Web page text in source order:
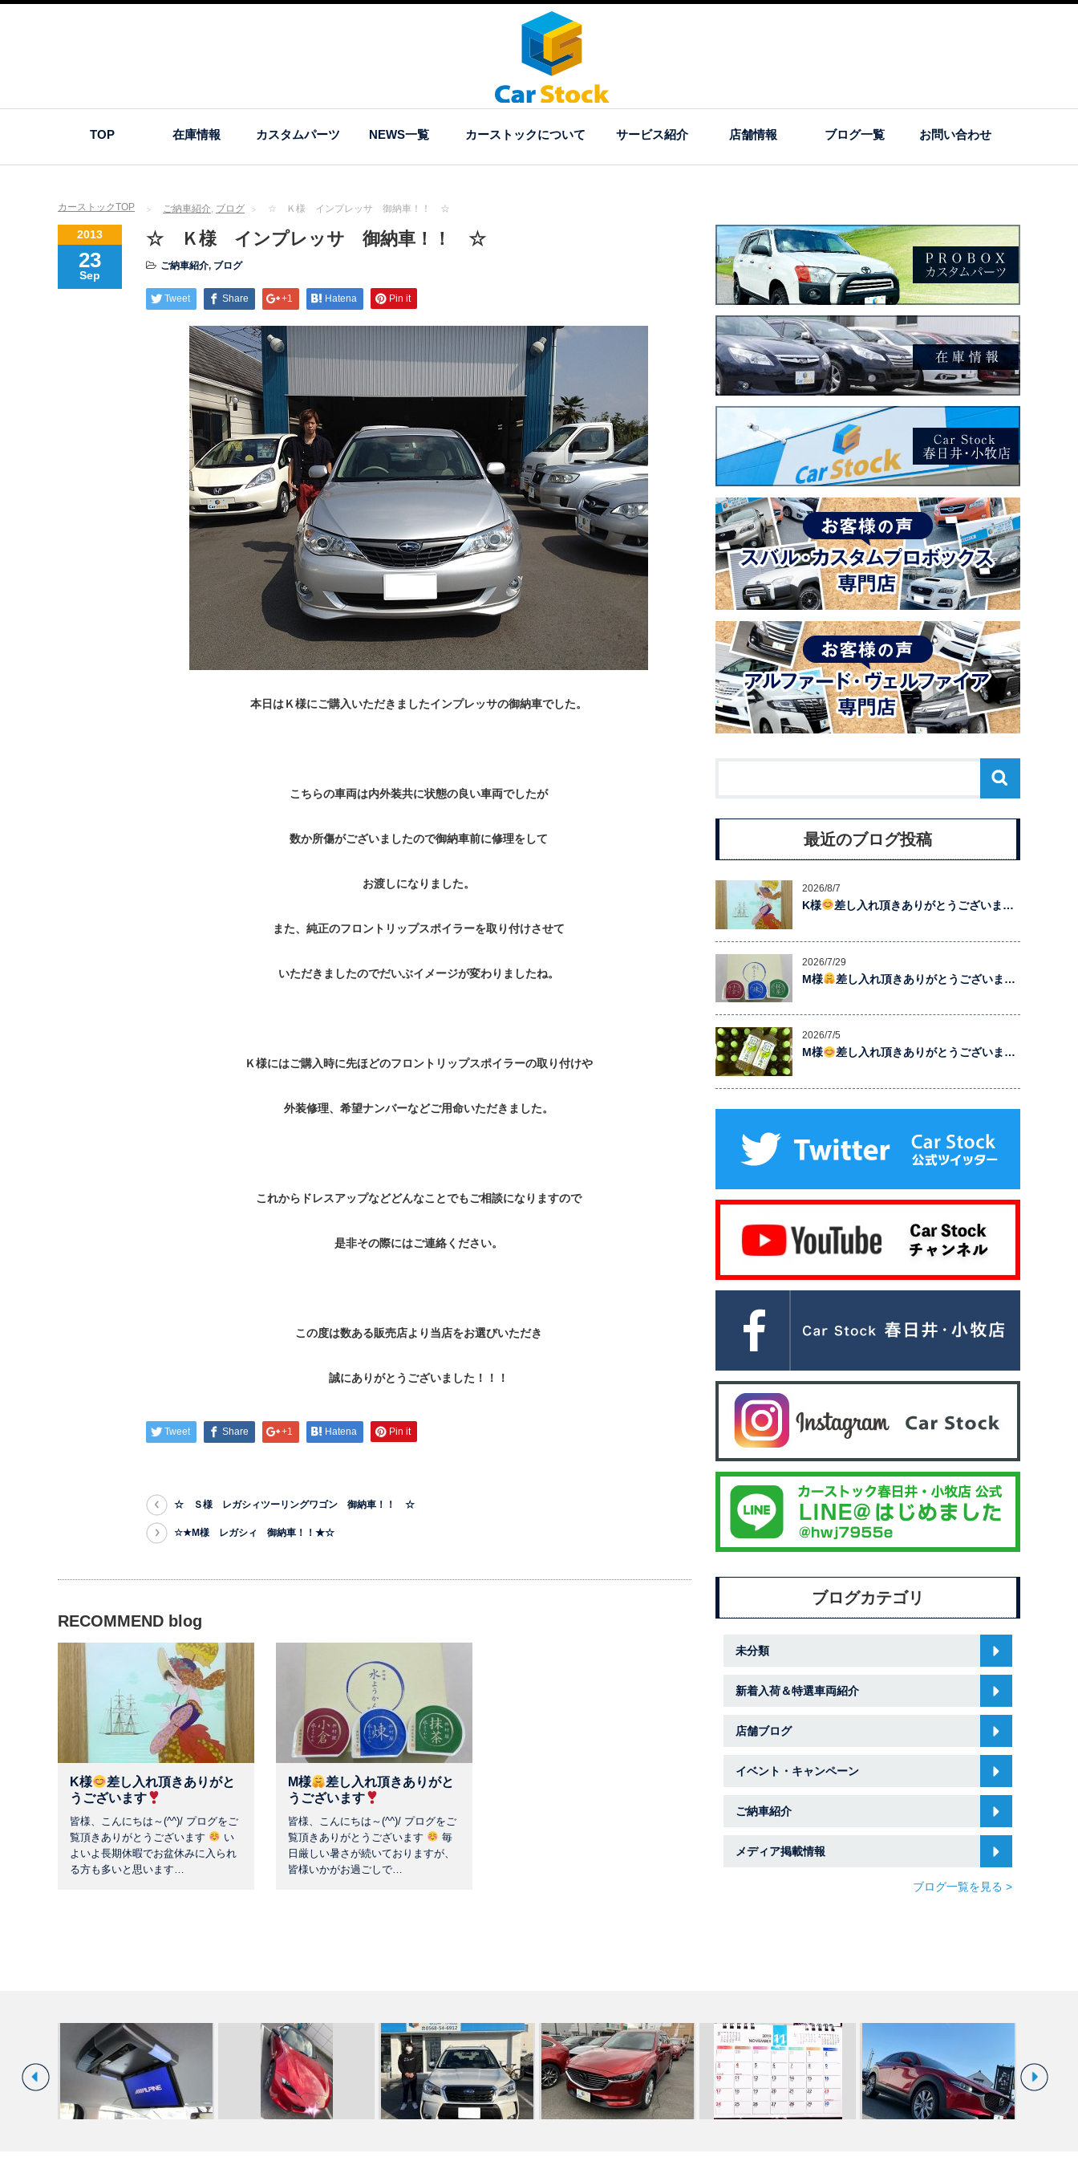
TOP 在庫情報 カスタムパーツ NEWS一覧 カーストックについて サービス紹介 店舗情報 ブログ一覧 お問い合わせ
カーストックTOP ご納車紹介, ブログ ☆ Ｋ様 インプレッサ 御納車！！ ☆
2013
23
Sep
☆ Ｋ様 インプレッサ 御納車！！ ☆
ご納車紹介, ブログ
Tweet Share +1 Hatena Pin it
本日はＫ様にご購入いただきましたインプレッサの御納車でした。
こちらの車両は内外装共に状態の良い車両でしたが
数か所傷がございましたので御納車前に修理をして
お渡しになりました。
また、純正のフロントリップスポイラーを取り付けさせて
いただきましたのでだいぶイメージが変わりましたね。
Ｋ様にはご購入時に先ほどのフロントリップスポイラーの取り付けや
外装修理、希望ナンバーなどご用命いただきました。
これからドレスアップなどどんなことでもご相談になりますので
是非その際にはご連絡ください。
この度は数ある販売店より当店をお選びいただき
誠にありがとうございました！！！
Tweet Share +1 Hatena Pin it
☆ Ｓ様 レガシィツーリングワゴン 御納車！！ ☆
☆★M様 レガシィ 御納車！！★☆
RECOMMEND blog
K様
差し入れ頂きありがと
うございます
皆様、こんにちは～(^^)/ プログをご
覧頂きありがとうございます
い
よいよ長期休暇でお盆休みに入られ
る方も多いと思います…
M様
差し入れ頂きありがと
うございます
皆様、こんにちは～(^^)/ プログをご
覧頂きありがとうございます
毎
日厳しい暑さが続いておりますが、
皆様いかがお過ごしで…
最近のブログ投稿
2026/8/7
K様 差し入れ頂きありがとうございま…
2026/7/29
M様 差し入れ頂きありがとうございま…
2026/7/5
M様 差し入れ頂きありがとうございま…
ブログカテゴリ
未分類
新着入荷＆特選車両紹介
店舗ブログ
イベント・キャンペーン
ご納車紹介
メディア掲載情報
ブログ一覧を見る >